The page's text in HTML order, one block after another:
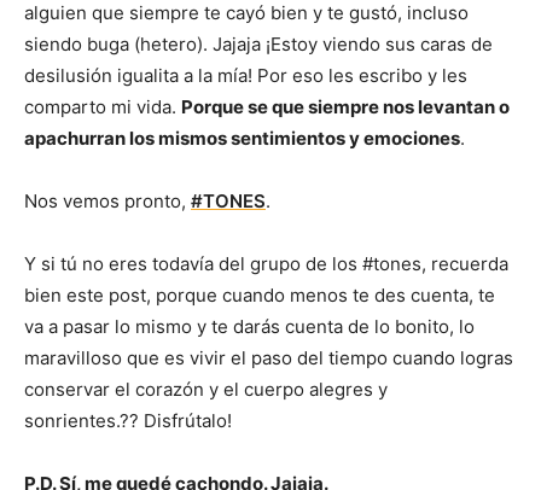
alguien que siempre te cayó bien y te gustó, incluso
siendo buga (hetero). Jajaja ¡Estoy viendo sus caras de
desilusión igualita a la mía! Por eso les escribo y les
comparto mi vida. Porque se que siempre nos levantan o
apachurran los mismos sentimientos y emociones.
Nos vemos pronto, #TONES.
Y si tú no eres todavía del grupo de los #tones, recuerda
bien este post, porque cuando menos te des cuenta, te
va a pasar lo mismo y te darás cuenta de lo bonito, lo
maravilloso que es vivir el paso del tiempo cuando logras
conservar el corazón y el cuerpo alegres y
sonrientes.?? Disfrútalo!
P.D. Sí, me quedé cachondo. Jajaja.